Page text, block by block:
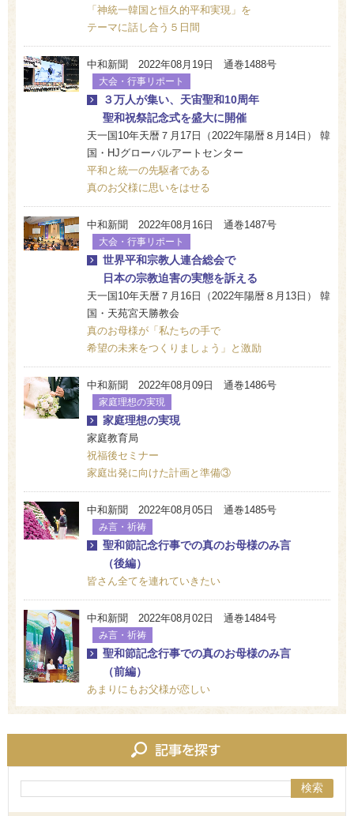
「神統一韓国と恒久的平和実現」を
テーマに話し合う５日間
中和新聞 2022年08月19日 通巻1488号
大会・行事リポート
３万人が集い、天宙聖和10周年
聖和祝祭記念式を盛大に開催
天一国10年天暦７月17日（2022年陽暦８月14日） 韓
国・HJグローバルアートセンター
平和と統一の先駆者である
真のお父様に思いをはせる
中和新聞 2022年08月16日 通巻1487号
大会・行事リポート
世界平和宗教人連合総会で
日本の宗教迫害の実態を訴える
天一国10年天暦７月16日（2022年陽暦８月13日） 韓
国・天苑宮天勝教会
真のお母様が「私たちの手で
希望の未来をつくりましょう」と激励
中和新聞 2022年08月09日 通巻1486号
家庭理想の実現
家庭理想の実現
家庭教育局
祝福後セミナー
家庭出発に向けた計画と準備③
中和新聞 2022年08月05日 通巻1485号
み言・祈祷
聖和節記念行事での真のお母様のみ言
（後編）
皆さん全てを連れていきたい
中和新聞 2022年08月02日 通巻1484号
み言・祈祷
聖和節記念行事での真のお母様のみ言
（前編）
あまりにもお父様が恋しい
検索